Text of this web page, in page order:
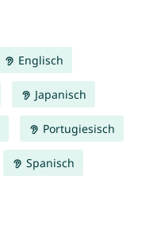
Englisch
Japanisch
Portugiesisch
Spanisch